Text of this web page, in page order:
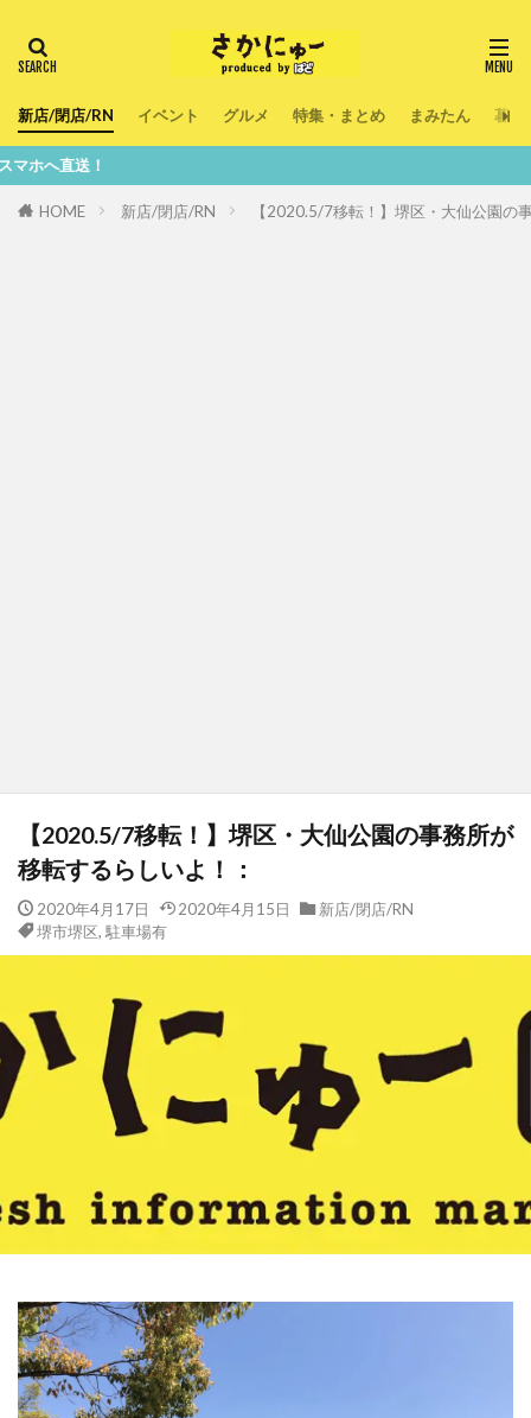
新店/閉店/RN イベント グルメ 特集・まとめ まみたん 暮ら
HOME 新店/閉店/RN 【2020.5/7移転！】堺区・大仙公園の
【2020.5/7移転！】堺区・大仙公園の事務所が
移転するらしいよ！：
2020年4月17日 2020年4月15日
新店/閉店/RN
堺市堺区, 駐車場有